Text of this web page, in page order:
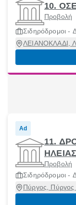
10.
Προβολή
Σιδηρόδρομοι -
ΛΕΙΑΝΟΚΛΑΔΙ,
Ad
11.
ΗΛΕΙΑΣ
Προβολή
Σιδηρόδρομοι -
Πύργος, Πύργος